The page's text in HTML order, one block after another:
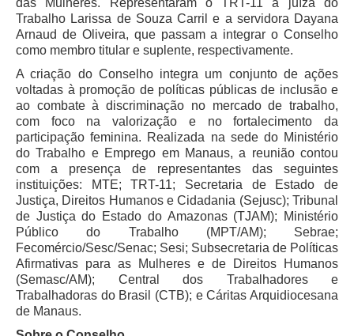
das Mulheres. Representaram o TRT-11 a juíza do
Trabalho Larissa de Souza Carril e a servidora Dayana
Arnaud de Oliveira, que passam a integrar o Conselho
como membro titular e suplente, respectivamente.
A criação do Conselho integra um conjunto de ações
voltadas à promoção de políticas públicas de inclusão e
ao combate à discriminação no mercado de trabalho,
com foco na valorização e no fortalecimento da
participação feminina. Realizada na sede do Ministério
do Trabalho e Emprego em Manaus, a reunião contou
com a presença de representantes das seguintes
instituições: MTE; TRT-11; Secretaria de Estado de
Justiça, Direitos Humanos e Cidadania (Sejusc); Tribunal
de Justiça do Estado do Amazonas (TJAM); Ministério
Público do Trabalho (MPT/AM); Sebrae;
Fecomércio/Sesc/Senac; Sesi; Subsecretaria de Políticas
Afirmativas para as Mulheres e de Direitos Humanos
(Semasc/AM); Central dos Trabalhadores e
Trabalhadoras do Brasil (CTB); e Cáritas Arquidiocesana
de Manaus.